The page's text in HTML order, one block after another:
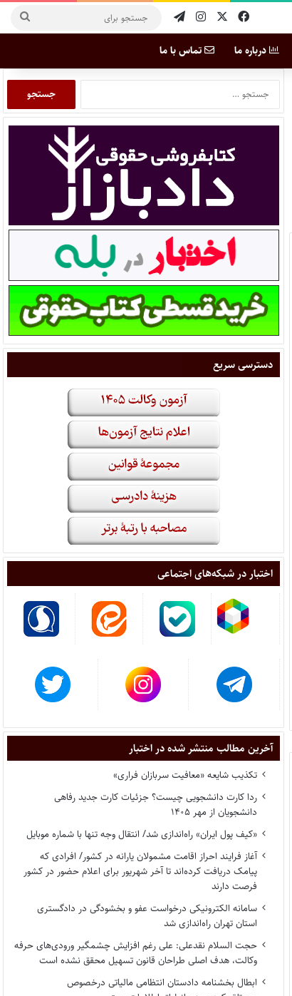
درباره ما تماس با ما
دسترسی سریع
اختبار در شبکه‌های اجتماعی
آخرین مطالب منتشر شده در اختبار
تکذیب شایعه «معافیت سربازان فراری»
ردا کارت دانشجویی چیست؟ جزئیات کارت جدید رفاهی
دانشجویان از مهر ۱۴۰۵
«کیف پول ایران» راه‌اندازی شد/ انتقال وجه تنها با شماره موبایل
آغاز فرایند احراز اقامت مشمولان یارانه در کشور/ افرادی که
پیامک دریافت کرده‌اند تا آخر شهریور برای اعلام حضور در کشور
فرصت دارند
سامانه الکترونیکی درخواست عفو و بخشودگی در دادگستری
استان تهران راه‌اندازی شد
حجت السلام نقدعلی: علی رغم افزایش چشمگیر ورودی‌های حرفه
وکالت، هدف اصلی طراحان قانون تسهیل محقق نشده است
ابطال بخشنامه دادستان انتظامی مالیاتی درخصوص